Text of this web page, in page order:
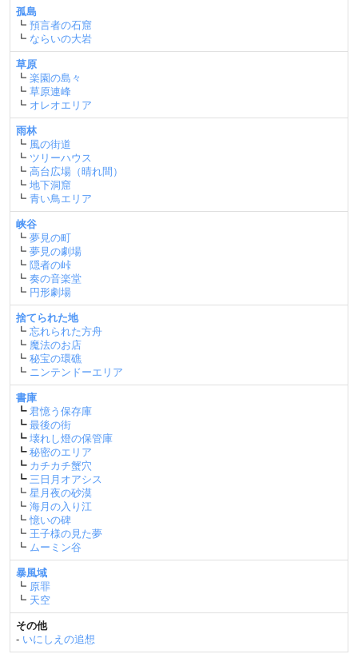
孤島
┗ 預言者の石窟
┗ ならいの大岩
草原
┗ 楽園の島々
┗ 草原連峰
┗ オレオエリア
雨林
┗ 風の街道
┗ ツリーハウス
┗ 高台広場（晴れ間）
┗ 地下洞窟
┗ 青い鳥エリア
峡谷
┗ 夢見の町
┗ 夢見の劇場
┗ 隠者の峠
┗ 奏の音楽堂
┗ 円形劇場
捨てられた地
┗ 忘れられた方舟
┗ 魔法のお店
┗ 秘宝の環礁
┗ ニンテンドーエリア
書庫
┗ 君憶う保存庫
┗ 最後の街
┗ 壊れし燈の保管庫
┗ 秘密のエリア
┗ カチカチ蟹穴
┗ 三日月オアシス
┗ 星月夜の砂漠
┗ 海月の入り江
┗ 憶いの碑
┗ 王子様の見た夢
┗ ムーミン谷
暴風域
┗ 原罪
┗ 天空
その他
- いにしえの追想